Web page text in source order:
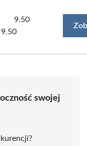
9.50
9.50
swojej